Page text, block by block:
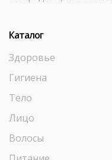
Каталог
Здоровье
Гигиена
Тело
Лицо
Волосы